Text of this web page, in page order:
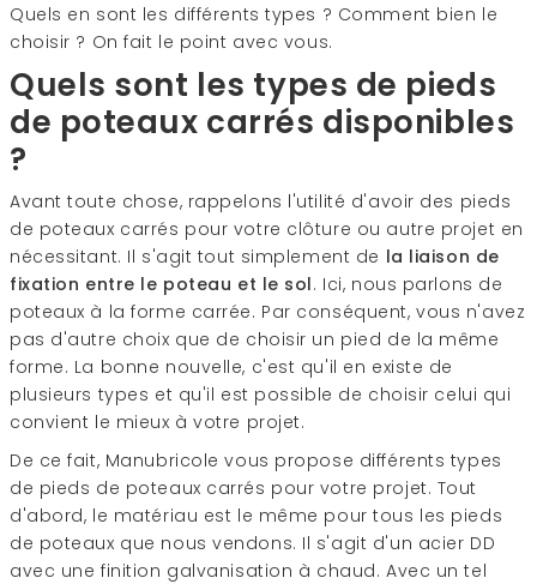
Quels en sont les différents types ? Comment bien le
choisir ? On fait le point avec vous.
Quels sont les types de pieds
de poteaux carrés disponibles
?
Avant toute chose, rappelons l'utilité d'avoir des pieds
de poteaux carrés pour votre clôture ou autre projet en
nécessitant. Il s'agit tout simplement de la liaison de
fixation entre le poteau et le sol. Ici, nous parlons de
poteaux à la forme carrée. Par conséquent, vous n'avez
pas d'autre choix que de choisir un pied de la même
forme. La bonne nouvelle, c'est qu'il en existe de
plusieurs types et qu'il est possible de choisir celui qui
convient le mieux à votre projet.
De ce fait, Manubricole vous propose différents types
de pieds de poteaux carrés pour votre projet. Tout
d'abord, le matériau est le même pour tous les pieds
de poteaux que nous vendons. Il s'agit d'un acier DD
avec une finition galvanisation à chaud. Avec un tel